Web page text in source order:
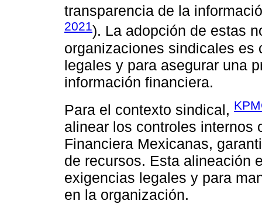
transparencia de la
2021). La adopción de estas
organizaciones sindicales es
legales y para asegurar una
información financiera.
Para el contexto sindical,
alinear los controles internos
Financiera Mexicanas,
de recursos. Esta alineación
exigencias legales y para
en la organización.